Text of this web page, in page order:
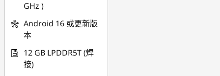
GHz )
Android 16 或更新版
本
12 GB LPDDR5T (焊
接)